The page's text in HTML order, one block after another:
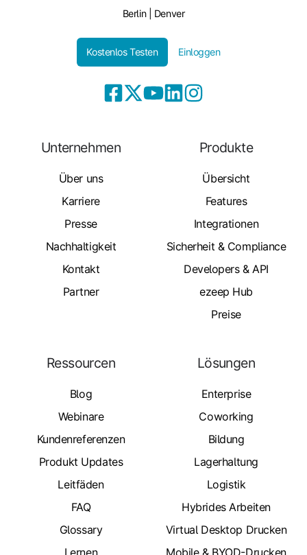
Berlin | Denver
Kostenlos Testen Einloggen
Unternehmen
Über uns
Karriere
Presse
Nachhaltigkeit
Kontakt
Partner
Produkte
Übersicht
Features
Integrationen
Sicherheit & Compliance
Developers & API
ezeep Hub
Preise
Ressourcen
Blog
Webinare
Kundenreferenzen
Produkt Updates
Leitfäden
FAQ
Glossary
Lernen
Lösungen
Enterprise
Coworking
Bildung
Lagerhaltung
Logistik
Hybrides Arbeiten
Virtual Desktop Drucken
Mobile & BYOD-Drucken